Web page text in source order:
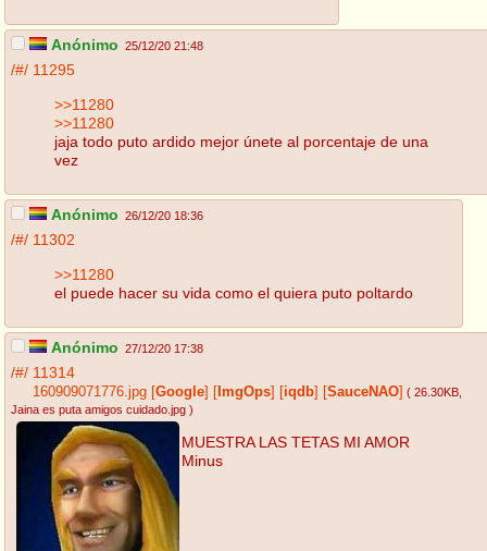
Anónimo 25/12/20 21:48
/#/ 11295
>>11280
>>11280
jaja todo puto ardido mejor únete al porcentaje de una
vez
Anónimo 26/12/20 18:36
/#/ 11302
>>11280
el puede hacer su vida como el quiera puto poltardo
Anónimo 27/12/20 17:38
/#/ 11314
160909071776.jpg Google ImgOps iqdb SauceNAO ( 26.30KB
Jaina es puta amigos cuidado.jpg )
MUESTRA LAS TETAS MI AMOR
Minus